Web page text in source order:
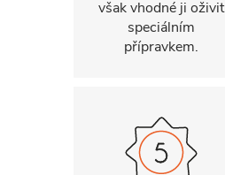
však vhodné ji oživit
speciálním
přípravkem.